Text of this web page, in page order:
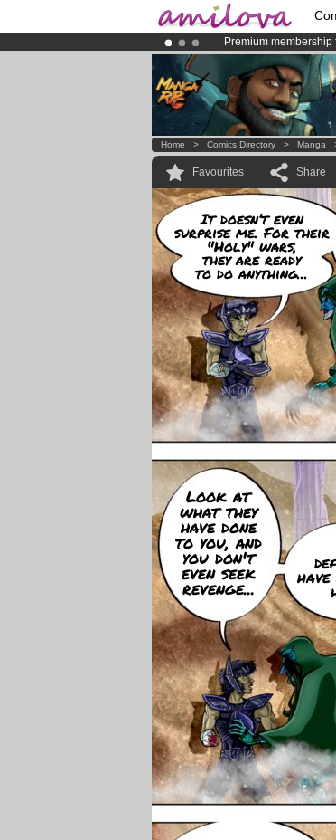
Premium membership
Already 134393
AmilovaKickstarter is
Home > Comics Directory > Manga
Favourites Share
It doesn’t even
surprise me. For their
"Holy" wars,
they are ready
to do anything...
Look at
what they
have done
to you, and
you don't
even seek
revenge...